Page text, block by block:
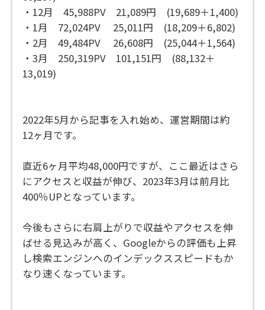
・12月 45,988PV 21,089円 (19,689＋1,400)
・1月 72,024PV 25,011円 (18,209＋6,802)
・2月 49,484PV 26,608円 (25,044＋1,564)
・3月 250,319PV 101,151円 (88,132＋
13,019)
2022年5月から記事を入れ始め、運営期間は約
12ヶ月です。
直近6ヶ月平均48,000円ですが、ここ最近はさら
にアクセスと収益が伸び、2023年3月は前月比
400％UPとなっています。
今後もさらに右肩上がりで収益やアクセスを伸
ばせる見込みが高く、Googleからの評価も上昇
し検索エンジンへのインデックススピードもか
なり速くなっています。